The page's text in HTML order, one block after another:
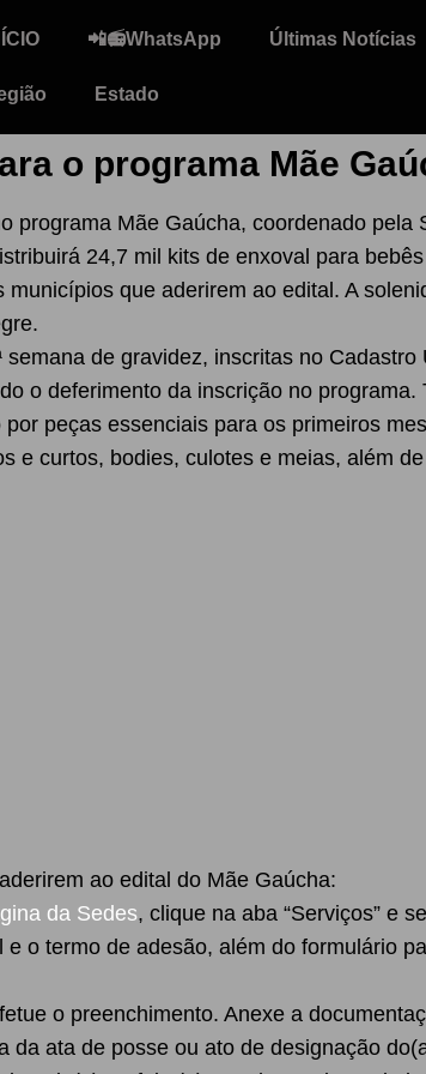
📲📻WhatsApp Últimas Notícias
Estado
o programa Mãe
programa Mãe Gaúcha, coordenado pela
24,7 mil kits de enxoval para
que aderirem ao edital. A
de gravidez, inscritas no
o deferimento da inscrição no
peças essenciais para os primeiros
e curtos, bodies, culotes e meias, além
ao edital do Mãe Gaúcha:
da Sedes, clique na aba “Serviços” e
o termo de adesão, além do formulário
o preenchimento. Anexe a
ata de posse ou ato de designação